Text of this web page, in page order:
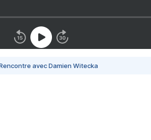
avec Damien Witecka